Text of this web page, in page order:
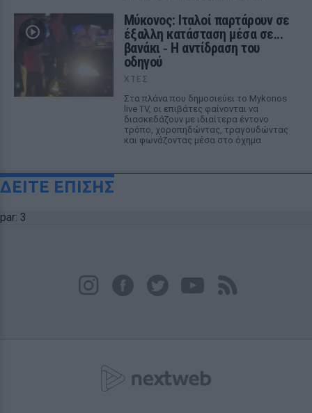
Μύκονος: Ιταλοί παρτάρουν σε
έξαλλη κατάσταση μέσα σε...
βανάκι ‑ Η αντίδραση του
οδηγού
ΧΤΕΣ
Στα πλάνα που δημοσιεύει το Mykonos
live TV, οι επιβάτες φαίνονται να
διασκεδάζουν με ιδιαίτερα έντονο
τρόπο, χοροπηδώντας, τραγουδώντας
και φωνάζοντας μέσα στο όχημα
ΔΕΙΤΕ ΕΠΙΣΗΣ
par: 3